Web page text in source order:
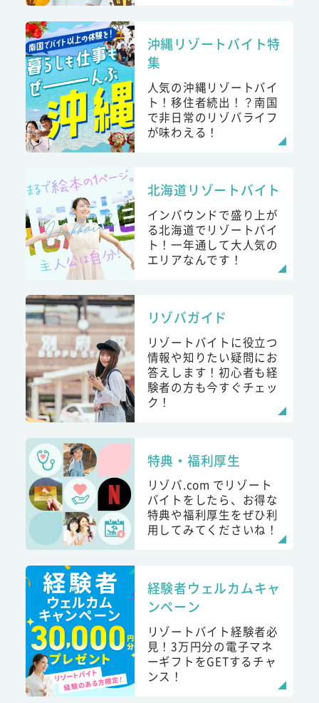
沖縄リゾートバイト特
集
人気の沖縄リゾートバイ
ト！移住者続出！？南国
で非日常のリゾバライフ
が味わえる！
北海道リゾートバイト
インバウンドで盛り上が
る北海道でリゾートバイ
ト！一年通して大人気の
エリアなんです！
リゾバガイド
リゾートバイトに役立つ
情報や知りたい疑問にお
答えします！初心者も経
験者の方も今すぐチェッ
ク！
特典・福利厚生
リゾバ.com でリゾート
バイトをしたら、お得な
特典や福利厚生をぜひ利
用してみてくださいね！
経験者ウェルカムキャ
ンペーン
リゾートバイト経験者必
見！3万円分の電子マネ
ーギフトをGETするチャ
ンス！